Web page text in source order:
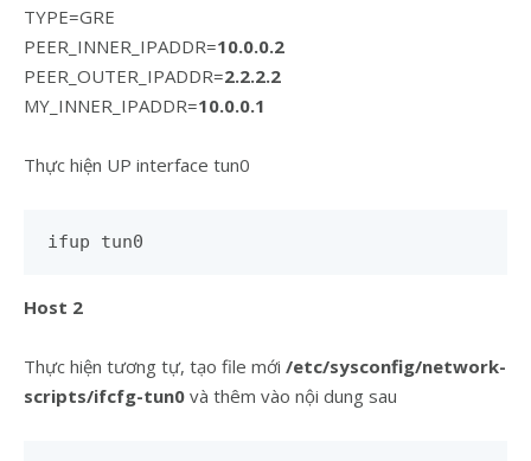
TYPE=GRE
PEER_INNER_IPADDR=10.0.0.2
PEER_OUTER_IPADDR=2.2.2.2
MY_INNER_IPADDR=10.0.0.1
Thực hiện UP interface tun0
ifup tun0
Host 2
Thực hiện tương tự, tạo file mới /etc/sysconfig/network-
scripts/ifcfg-tun0 và thêm vào nội dung sau